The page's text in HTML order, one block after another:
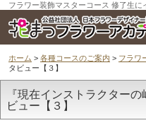
フラワー装飾マスターコース 修了生に
ホーム > 各種コースのご案内 > フラワ
タビュー【３】
『現在インストラクター
ビュー【３】